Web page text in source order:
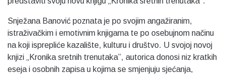
Snježana Banović poznata je po svojim angažiranim,
istraživačkim i emotivnim knjigama te po osebujnom načinu
na koji isprepliće kazalište, kulturu i društvo. U svojoj novoj
knjizi „Kronika sretnih trenutaka”, autorica donosi niz kratkih
eseja i osobnih zapisa u kojima se smjenjuju sjećanja,